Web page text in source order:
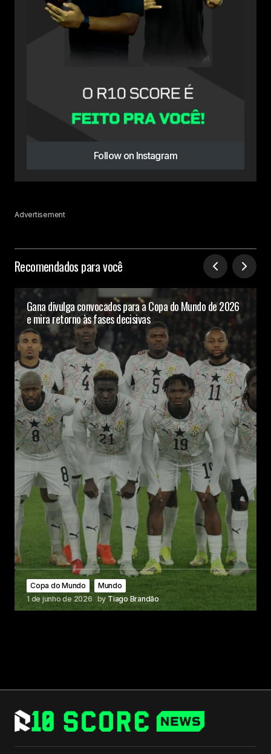
Follow on Instagram
Advertisement
Recomendados para você
Gana divulga convocados para a Copa do Mundo de 2026
e mira retorno às fases decisivas
Copa do Mundo
Mundo
1 de junho de 2026 by Tiago Brandão